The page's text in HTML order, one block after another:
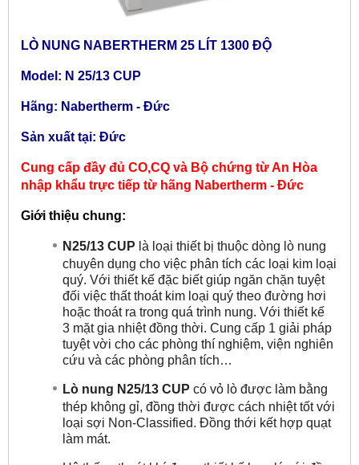
LÒ NUNG NABERTHERM 25 LÍT 1300 ĐỘ
Model: N 25/13 CUP
Hãng: Nabertherm - Đức
Sản xuất tại: Đức
Cung cấp đầy đủ CO,CQ và Bộ chứng từ An Hòa
nhập khẩu trực tiếp từ hãng Nabertherm - Đức
Giới thiệu chung:
N25/13 CUP là loại thiết bị thuộc dòng lò nung
chuyên dụng cho việc phân tích các loại kim loại
quý. Với thiết kế đặc biết giúp ngăn chặn tuyệt
đối việc thất thoát kim loại quý theo đường hơi
hoặc thoát ra trong quá trình nung. Với thiết kế
3 mặt gia nhiệt đồng thời. Cung cấp 1 giải pháp
tuyệt vời cho các phòng thí nghiệm, viện nghiên
cứu và các phòng phân tích…
Lò nung N25/13 CUP có vỏ lò được làm bằng
thép không gỉ, đồng thời được cách nhiệt tốt với
loại sợi Non-Classified. Đồng thới kết hợp quạt
làm mát.